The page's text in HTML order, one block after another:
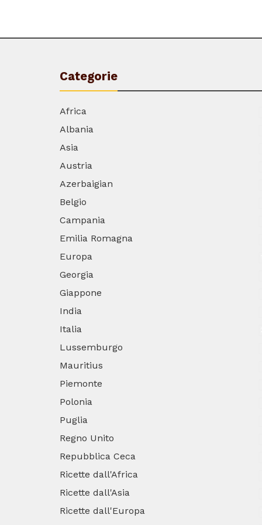
Categorie
Africa
Albania
Asia
Austria
Azerbaigian
Belgio
Campania
Emilia Romagna
Europa
Georgia
Giappone
India
Italia
Lussemburgo
Mauritius
Piemonte
Polonia
Puglia
Regno Unito
Repubblica Ceca
Ricette dall'Africa
Ricette dall'Asia
Ricette dall'Europa